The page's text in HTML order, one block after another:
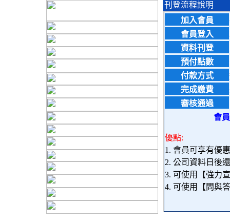
刊登流程說明
加入會員
會員登入
資料刊登
預付點數
付款方式
完成繳費
審核通過
會
優點:
1. 會員可享有優
2. 公司資料日後
3. 可使用【強力
4. 可使用【問與